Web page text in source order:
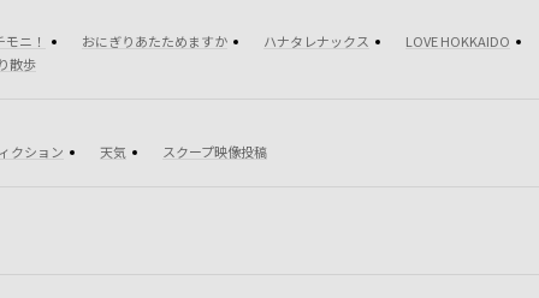
モニ！ おにぎりあたためますか ハナタレナックス
LOVE HOKKAIDO
散歩
クション 天気 スクープ映像投稿